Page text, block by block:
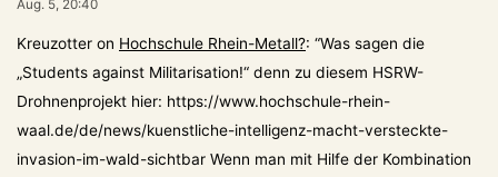
Aug. 5, 20:40
Kreuzotter on Hochschule Rhein-Metall?: “Was sagen die
„Students against Militarisation!“ denn zu diesem HSRW-
Drohnenprojekt hier: https://www.hochschule-rhein-
waal.de/de/news/kuenstliche-intelligenz-macht-versteckte-
invasion-im-wald-sichtbar Wenn man mit Hilfe der Kombination